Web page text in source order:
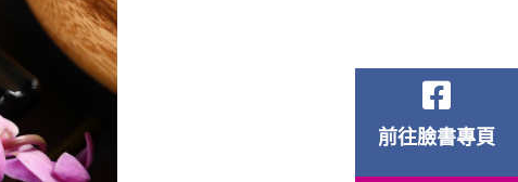
前往臉書專頁